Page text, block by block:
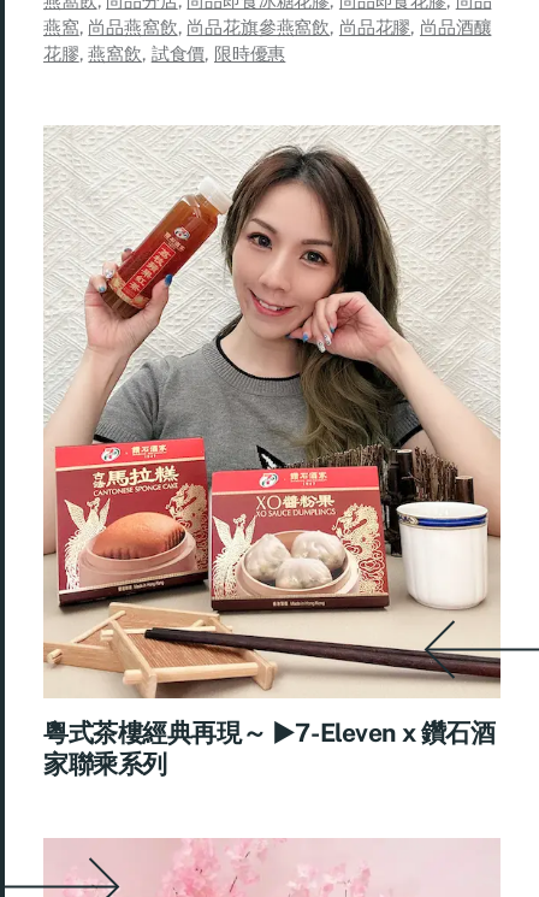
燕窩, 尚品燕窩飲, 尚品花旗參燕窩飲, 尚品花膠, 尚品酒釀
花膠,燕窩飲, 試食價, 限時優惠
粵式茶樓經典再現～ ►7-Eleven x 鑽石酒
家聯乘系列